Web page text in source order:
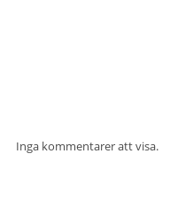
Inga kommentarer att visa.